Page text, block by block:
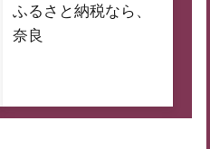
ふるさと納税なら、
奈良